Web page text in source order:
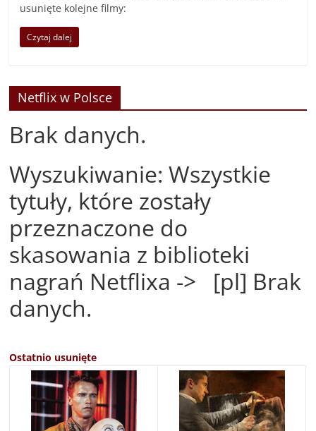
usunięte kolejne filmy:
Czytaj dalej
Netflix w Polsce
Brak danych.
Wyszukiwanie: Wszystkie
tytuły, które zostały
przeznaczone do
skasowania z biblioteki
nagrań Netflixa -> [pl] Brak
danych.
Ostatnio usunięte